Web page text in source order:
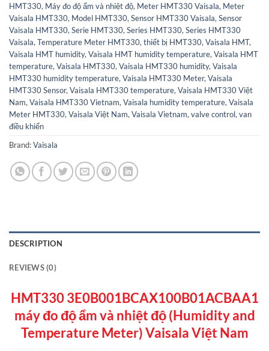
HMT330, Máy đo độ ẩm và nhiệt độ, Meter HMT330 Vaisala, Meter
Vaisala HMT330, Model HMT330,Sensor HMT330 Vaisala,Sensor
Vaisala HMT330,Serie HMT330,Series HMT330,Series HMT330
Vaisala,Temperature Meter HMT330,thiết bị HMT330,Vaisala HMT,
Vaisala HMT humidity,Vaisala HMT humidity temperature,Vaisala HMT
temperature,Vaisala HMT330,Vaisala HMT330 humidity,Vaisala
HMT330 humidity temperature,Vaisala HMT330 Meter,Vaisala
HMT330 Sensor,Vaisala HMT330 temperature,Vaisala HMT330 Việt
Nam,Vaisala HMT330 Vietnam,Vaisala humidity temperature,Vaisala
Meter HMT330,Vaisala Việt Nam,Vaisala Vietnam,valve control,van
điều khiển
Brand:Vaisala
DESCRIPTION
REVIEWS (0)
HMT330 3E0B001BCAX100B01ACBAA1
máy đo độ ẩm và nhiệt độ (Humidity and
Temperature Meter) Vaisala Việt Nam